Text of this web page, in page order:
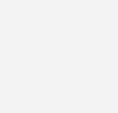
in Ham­burg mehr Raum